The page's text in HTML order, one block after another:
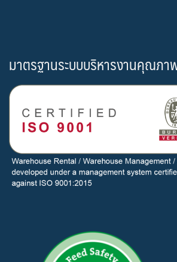
มาตรฐานระบบบริหารงานคุณภา